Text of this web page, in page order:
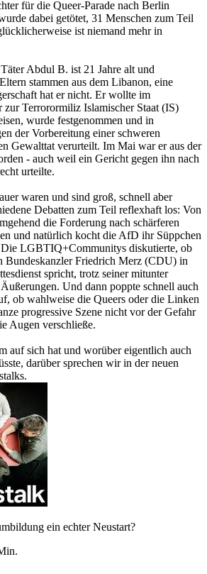
für die Queer-Parade nach Berlin
dabei getötet, 31 Menschen zum Teil
ist niemand mehr in
Abdul B. ist 21 Jahre alt und
stammen aus dem Libanon, eine
hat er nicht. Er wollte im
zur Terrorormiliz Islamischer Staat (IS)
wurde festgenommen und in
der Vorbereitung einer schweren
Gewalttat verurteilt. Im Mai war er aus der
- auch weil ein Gericht gegen ihn nach
urteilte.
waren und sind groß, schnell aber
Debatten zum Teil reflexhaft los: Von
die Forderung nach schärferen
und natürlich kocht die AfD ihr Süppchen
LGBTIQ+Communitys diskutierte, ob
Bundeskanzler Friedrich Merz (CDU) in
spricht, trotz seiner mitunter
Und dann poppte schnell auch
ob wahlweise die Queers oder die Linken
progressive Szene nicht vor der Gefahr
Augen verschließe.
auf sich hat und worüber eigentlich auch
darüber sprechen wir in der neuen
ein echter Neustart?